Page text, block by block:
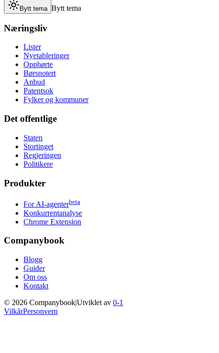
Bytt tema Bytt tema
Næringsliv
Lister
Nyetableringer
Opphørte
Børsnotert
Anbud
Patentsok
Fylker og kommuner
Det offentlige
Staten
Stortinget
Regjeringen
Politikere
Produkter
For AI-agenterbeta
Konkurrentanalyse
Chrome Extension
Companybook
Blogg
Guider
Om oss
Kontakt
© 2026 Companybook|Utviklet av 0-1
VilkårPersonvern